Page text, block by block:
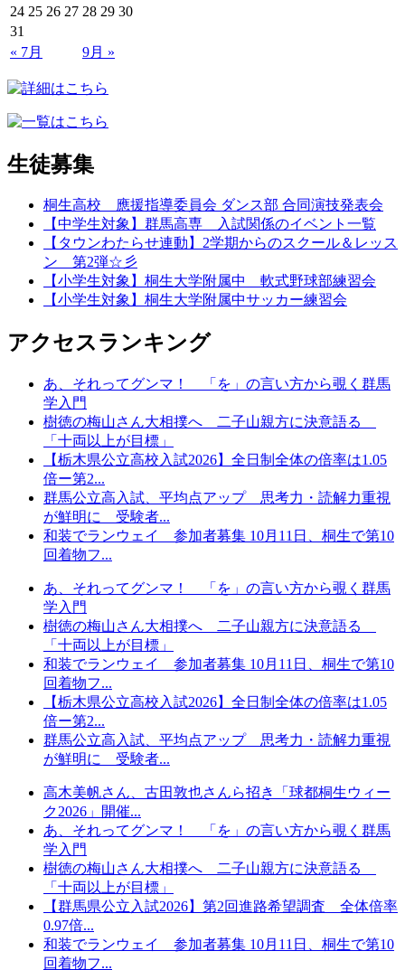
24 25 26 27 28 29 30
31
« 7月
9月 »
生徒募集
桐生高校 應援指導委員会 ダンス部 合同演技発表会
【中学生対象】群馬高専 入試関係のイベント一覧
【タウンわたらせ連動】2学期からのスクール＆レッス
ン 第2弾☆彡
【小学生対象】桐生大学附属中 軟式野球部練習会
【小学生対象】桐生大学附属中サッカー練習会
アクセスランキング
あ、それってグンマ！ 「を」の言い方から覗く群馬
学入門
樹徳の梅山さん大相撲へ 二子山親方に決意語る
「十両以上が目標」
【栃木県公立高校入試2026】全日制全体の倍率は1.05
倍ー第2...
群馬公立高入試、平均点アップ 思考力・読解力重視
が鮮明に 受験者...
和装でランウェイ 参加者募集 10月11日、桐生で第10
回着物フ...
あ、それってグンマ！ 「を」の言い方から覗く群馬
学入門
樹徳の梅山さん大相撲へ 二子山親方に決意語る
「十両以上が目標」
和装でランウェイ 参加者募集 10月11日、桐生で第10
回着物フ...
【栃木県公立高校入試2026】全日制全体の倍率は1.05
倍ー第2...
群馬公立高入試、平均点アップ 思考力・読解力重視
が鮮明に 受験者...
高木美帆さん、古田敦也さんら招き「球都桐生ウィー
ク2026」開催...
あ、それってグンマ！ 「を」の言い方から覗く群馬
学入門
樹徳の梅山さん大相撲へ 二子山親方に決意語る
「十両以上が目標」
【群馬県公立入試2026】第2回進路希望調査 全体倍率
0.97倍...
和装でランウェイ 参加者募集 10月11日、桐生で第10
回着物フ...